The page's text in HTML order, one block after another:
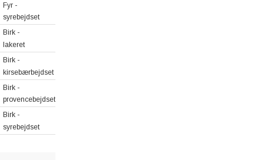
Fyr -
syrebejdset
Birk -
lakeret
Birk -
kirsebærbejdset
Birk -
provencebejdset
Birk -
syrebejdset